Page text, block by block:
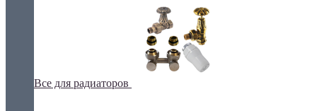
Все для радиаторов